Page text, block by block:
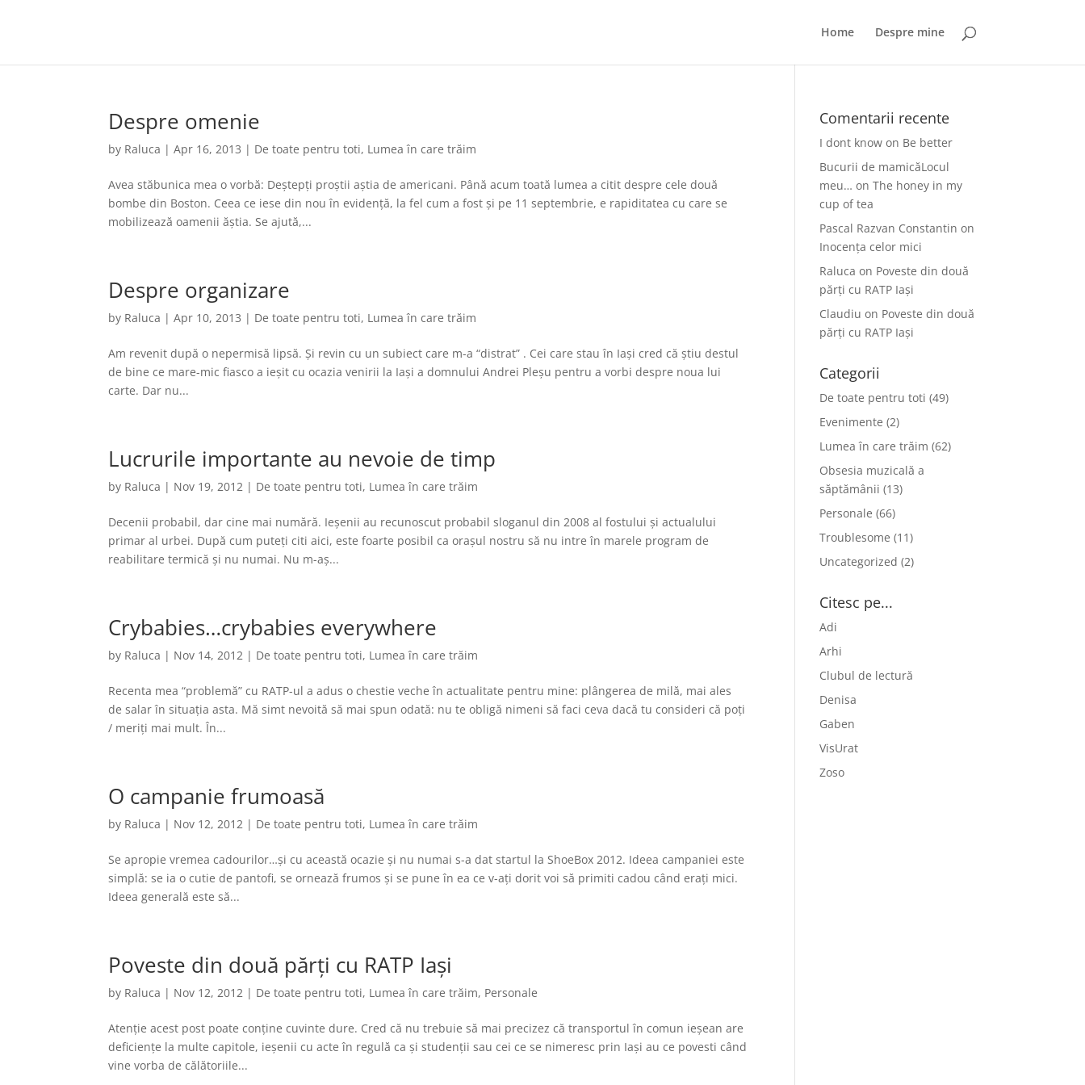
Home Despre mine
Despre omenie
by Raluca |Apr 16, 2013 | De toate pentru toti, Lumea în care trăim
Avea stăbunica mea o vorbă: Deștepți proștii aștia de americani. Până acum toată lumea a citit despre cele două
bombe din Boston. Ceea ce iese din nou în evidență, la fel cum a fost și pe 11 septembrie, e rapiditatea cu care se
mobilizează oamenii ăștia. Se ajută,...
Despre organizare
by Raluca |Apr 10, 2013 | De toate pentru toti, Lumea în care trăim
Am revenit după o nepermisă lipsă. Și revin cu un subiect care m-a “distrat” . Cei care stau în Iași cred că știu destul
de bine ce mare-mic fiasco a ieșit cu ocazia venirii la Iași a domnului Andrei Pleșu pentru a vorbi despre noua lui
carte. Dar nu...
Lucrurile importante au nevoie de timp
by Raluca | Nov 19, 2012 | De toate pentru toti, Lumea în care trăim
Decenii probabil, dar cine mai numără. Ieșenii au recunoscut probabil sloganul din 2008 al fostului și actualului
primar al urbei. După cum puteți citi aici, este foarte posibil ca orașul nostru să nu intre în marele program de
reabilitare termică și nu numai. Nu m-aș...
Crybabies…crybabies everywhere
by Raluca | Nov 14, 2012 | De toate pentru toti, Lumea în care trăim
Recenta mea “problemă” cu RATP-ul a adus o chestie veche în actualitate pentru mine: plângerea de milă, mai ales
de salar în situația asta. Mă simt nevoită să mai spun odată: nu te obligă nimeni să faci ceva dacă tu consideri că poți
/ meriți mai mult. În...
O campanie frumoasă
by Raluca | Nov 12, 2012 | De toate pentru toti, Lumea în care trăim
Se apropie vremea cadourilor…și cu această ocazie și nu numai s-a dat startul la ShoeBox 2012. Ideea campaniei este
simplă: se ia o cutie de pantofi, se ornează frumos și se pune în ea ce v-ați dorit voi să primiti cadou când erați mici.
Ideea generală este să...
Poveste din două părți cu RATP Iași
by Raluca | Nov 12, 2012 | De toate pentru toti, Lumea în care trăim, Personale
Atenție acest post poate conține cuvinte dure. Cred că nu trebuie să mai precizez că transportul în comun ieșean are
deficiențe la multe capitole, ieșenii cu acte în regulă ca și studenții sau cei ce se nimeresc prin Iași au ce povesti când
vine vorba de călătoriile...
Comentarii recente
I dont know on Be better
Bucurii de mamicăLocul
meu… onThe honey in my
cup of tea
Pascal Razvan Constantin on
Inocența celor mici
Raluca on Poveste din două
părți cu RATP Iași
Claudiu on Poveste din două
părți cu RATP Iași
Categorii
De toate pentru toti (49)
Evenimente (2)
Lumea în care trăim (62)
Obsesia muzicală a
săptămânii (13)
Personale (66)
Troublesome (11)
Uncategorized (2)
Citesc pe...
Adi
Arhi
Clubul de lectură
Denisa
Gaben
VisUrat
Zoso